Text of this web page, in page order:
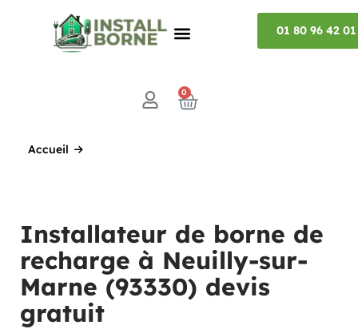
01 80 96 42 01
0
Accueil
Installateur de borne de
recharge à Neuilly-sur-
Marne (93330) devis
gratuit